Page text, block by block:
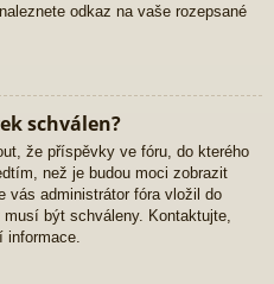
odkaz na vaše rozepsané
schválen?
že příspěvky ve fóru, do kterého
než je budou moci zobrazit
vás administrátor fóra vložil do
být schváleny. Kontaktujte,
informace.